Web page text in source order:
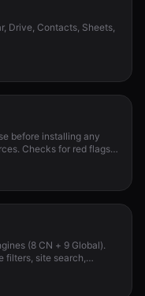
Drive, Contacts, Sheets,
before installing any
Checks for red flags,
(8 CN + 9 Global).
filters, site search,